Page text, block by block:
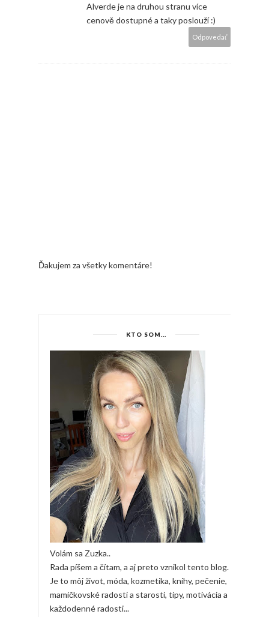
Alverde je na druhou stranu více
cenově dostupné a taky poslouží :)
Odpovedať
Ďakujem za všetky komentáre!
KTO SOM...
Volám sa Zuzka..
Rada píšem a čítam, a aj preto vznikol tento blog.
Je to môj život, móda, kozmetika, knihy, pečenie,
mamičkovské radosti a starosti, tipy, motivácia a
každodenné radosti...